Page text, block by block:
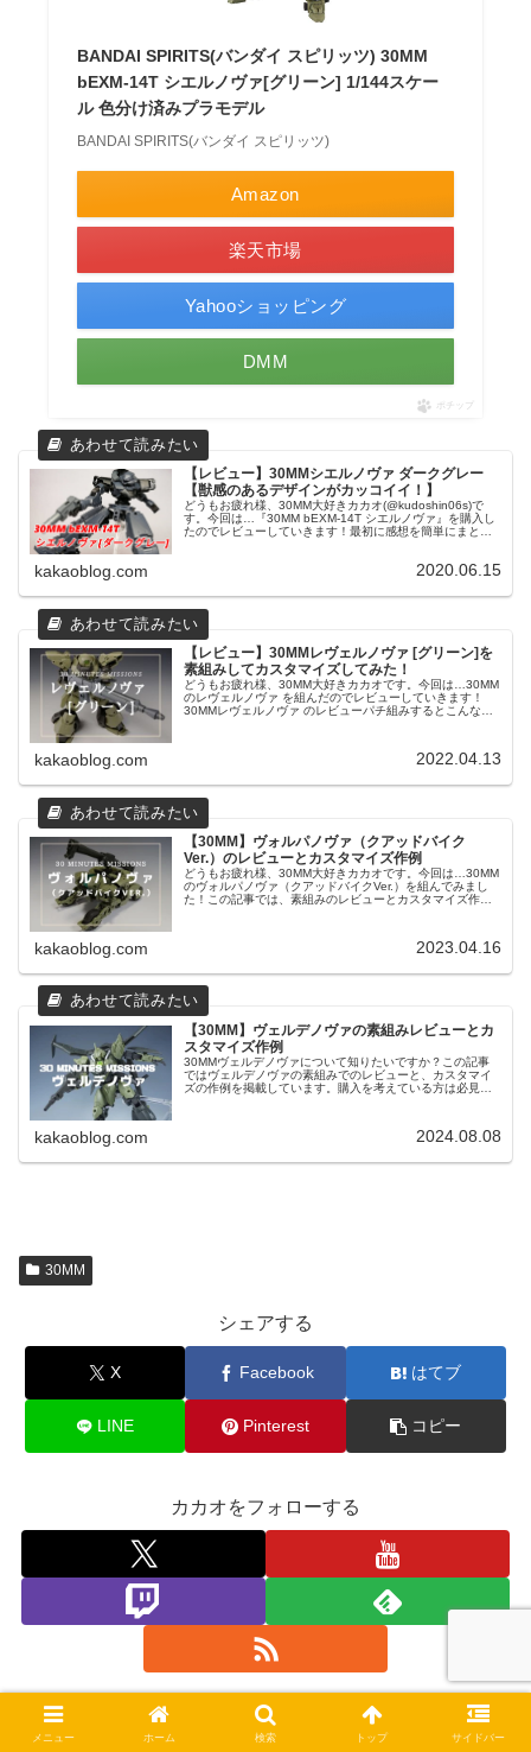
BANDAI SPIRITS(バンダイ スピリッツ) 30MM
bEXM-14T シエルノヴァ[グリーン] 1/144スケー
ル 色分け済みプラモデル
BANDAI SPIRITS(バンダイ スピリッツ)
Amazon
楽天市場
Yahooショッピング
DMM
ポチップ
【レビュー】30MMシエルノヴァ ダークグレー
【獣感のあるデザインがカッコイイ！】
どうもお疲れ様、30MM大好きカカオ(@kudoshin06s)で
す。今回は…『30MM bEXM-14T シエルノヴァ』を購入し
たのでレビューしていきます！最初に感想を簡単にまとめ
kakaoblog.com 2020.06.15
【レビュー】30MMレヴェルノヴァ [グリーン]を
素組みしてカスタマイズしてみた！
どうもお疲れ様、30MM大好きカカオです。今回は…30MM
のレヴェルノヴァ を組んだのでレビューしていきます！
30MMレヴェルノヴァ のレビューパチ組みするとこんな感
kakaoblog.com 2022.04.13
【30MM】ヴォルパノヴァ（クアッドバイク
Ver.）のレビューとカスタマイズ作例
どうもお疲れ様、30MM大好きカカオです。今回は…30MM
のヴォルパノヴァ（クアッドバイクVer.）を組んでみまし
た！この記事では、素組みのレビューとカスタマイズ作例
kakaoblog.com 2023.04.16
【30MM】ヴェルデノヴァの素組みレビューとカ
スタマイズ作例
30MMヴェルデノヴァについて知りたいですか？この記事
ではヴェルデノヴァの素組みでのレビューと、カスタマイ
ズの作例を掲載しています。購入を考えている方は必見で
kakaoblog.com 2024.08.08
30MM
シェアする
X Facebook はてブ
LINE Pinterest コピー
カカオをフォローする
この記事を書いた人
メニュー ホーム 検索 トップ サイドバー